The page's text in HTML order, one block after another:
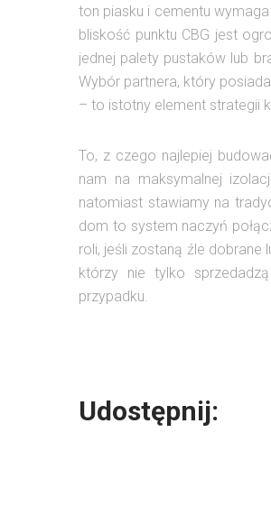
ton piasku i cementu
bliskość punktu CBG jest
jednej palety pustaków lub
Wybór partnera, który
– to istotny element strategii
To, z czego najlepiej
nam na maksymalnej
natomiast stawiamy na
dom to system naczyń
roli, jeśli zostaną źle dobrane
którzy nie tylko
przypadku.
Udostępnij: